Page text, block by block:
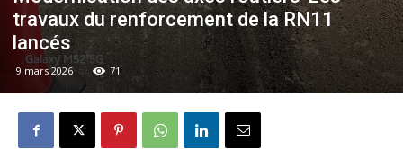
travaux du renforcement de la RN11
lancés
9 mars 2026 71